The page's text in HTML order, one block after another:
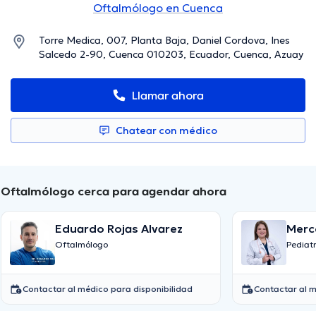
Oftalmólogo en Cuenca
Torre Medica, 007, Planta Baja, Daniel Cordova, Ines
Salcedo 2-90, Cuenca 010203, Ecuador, Cuenca, Azuay
Llamar ahora
Chatear con médico
Oftalmólogo cerca para agendar ahora
Eduardo Rojas Alvarez
Oftalmólogo
Contactar al médico para disponibilidad Contactar al